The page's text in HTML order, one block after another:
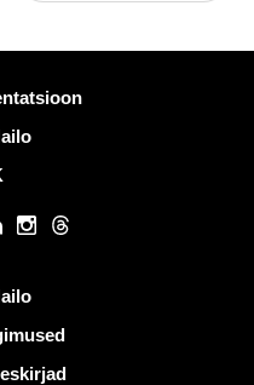
Instagram
Threads